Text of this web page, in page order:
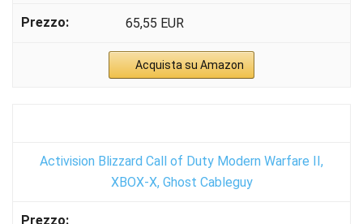
65,55 EUR
Acquista su Amazon
Activision Blizzard Call of Duty Modern Warfare II,
XBOX-X, Ghost Cableguy